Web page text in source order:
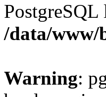
/data/www/
Warning: